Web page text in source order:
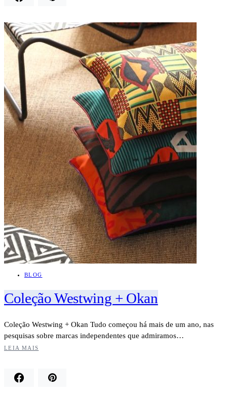
BLOG
Coleção Westwing + Okan
Coleção Westwing + Okan Tudo começou há mais de um ano, nas
pesquisas sobre marcas independentes que admiramos…
LEIA MAIS